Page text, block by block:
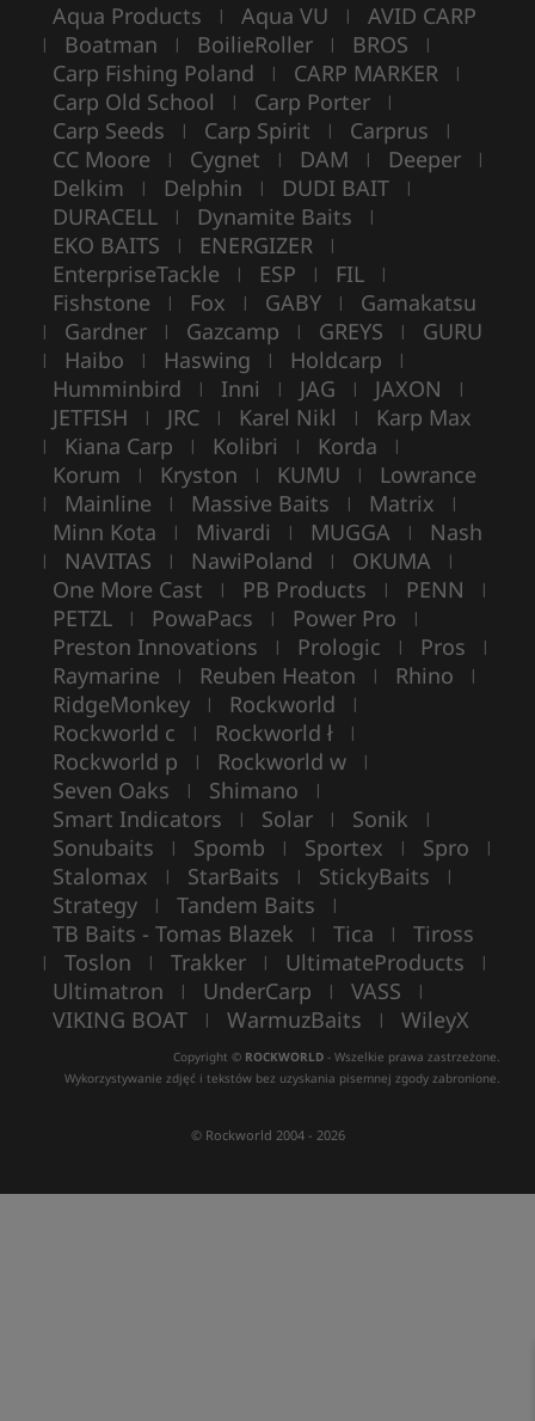
Aqua Products | Aqua VU | AVID CARP
| Boatman | BoilieRoller | BROS |
Carp Fishing Poland | CARP MARKER |
Carp Old School | Carp Porter |
Carp Seeds | Carp Spirit | Carprus |
CC Moore | Cygnet | DAM | Deeper |
Delkim | Delphin | DUDI BAIT |
DURACELL | Dynamite Baits |
EKO BAITS | ENERGIZER |
EnterpriseTackle | ESP | FIL |
Fishstone | Fox | GABY | Gamakatsu
| Gardner | Gazcamp | GREYS | GURU
| Haibo | Haswing | Holdcarp |
Humminbird | Inni | JAG | JAXON |
JETFISH | JRC | Karel Nikl | Karp Max
| Kiana Carp | Kolibri | Korda |
Korum | Kryston | KUMU | Lowrance
| Mainline | Massive Baits | Matrix |
Minn Kota | Mivardi | MUGGA | Nash
| NAVITAS | NawiPoland | OKUMA |
One More Cast | PB Products | PENN |
PETZL | PowaPacs | Power Pro |
Preston Innovations | Prologic | Pros |
Raymarine | Reuben Heaton | Rhino |
RidgeMonkey | Rockworld |
Rockworld c | Rockworld ł |
Rockworld p | Rockworld w |
Seven Oaks | Shimano |
Smart Indicators | Solar | Sonik |
Sonubaits | Spomb | Sportex | Spro |
Stalomax | StarBaits | StickyBaits |
Strategy | Tandem Baits |
TB Baits - Tomas Blazek | Tica | Tiross
| Toslon | Trakker | UltimateProducts |
Ultimatron | UnderCarp | VASS |
VIKING BOAT | WarmuzBaits | WileyX
Copyright © ROCKWORLD - Wszelkie prawa zastrzeżone.
Wykorzystywanie zdjęć i tekstów bez uzyskania pisemnej zgody zabronione.
© Rockworld 2004 - 2026